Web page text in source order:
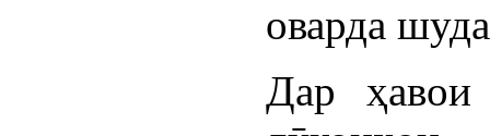
оварда
Дар